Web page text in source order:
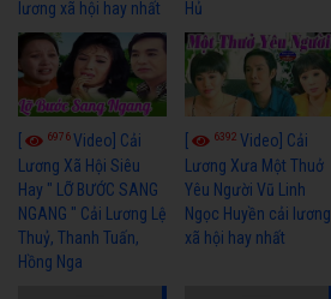
lương xã hội hay nhất
Hủ
6976Video] Cải
Lương Xã Hội Siêu
Hay " LỠ BƯỚC SANG
NGANG " Cải Lương Lệ
Thuỷ, Thanh Tuấn,
Hồng Nga
6392Video] Cải
Lương Xưa Một Thuở
Yêu Người Vũ Linh
Ngọc Huyền cải lương
xã hội hay nhất